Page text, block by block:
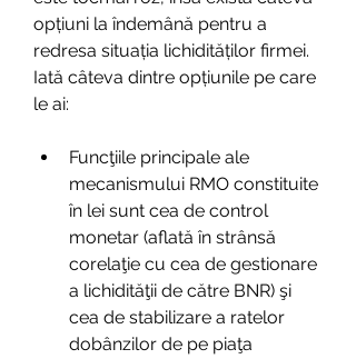
opțiuni la îndemână pentru a
redresa situația lichidităților firmei.
Iată câteva dintre opțiunile pe care
le ai:
Funcţiile principale ale
mecanismului RMO constituite
în lei sunt cea de control
monetar (aflată în strânsă
corelaţie cu cea de gestionare
a lichidităţii de către BNR) şi
cea de stabilizare a ratelor
dobânzilor de pe piaţa